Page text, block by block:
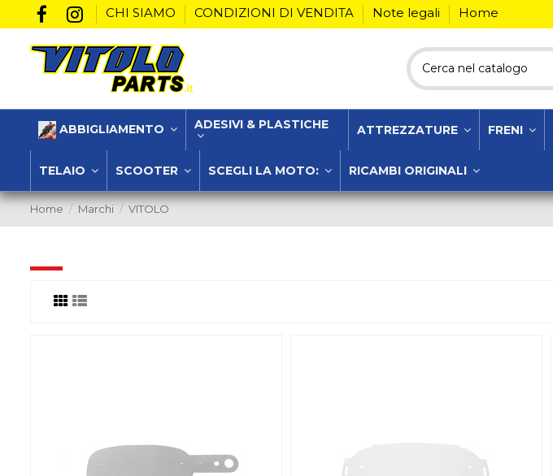
CHI SIAMO CONDIZIONI DI VENDITA Note legali Home
ABBIGLIAMENTO ADESIVI & PLASTICHE ATTREZZATURE FRENI
TELAIO SCOOTER SCEGLI LA MOTO: RICAMBI ORIGINALI
Home Marchi VITOLO